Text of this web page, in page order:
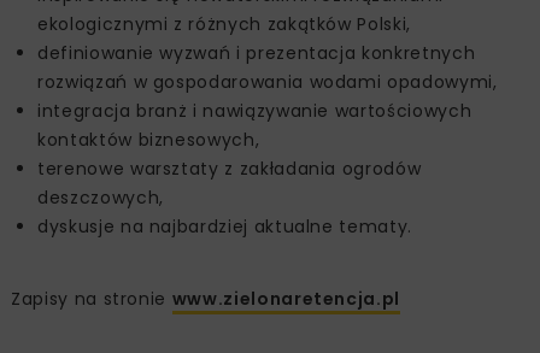
ekologicznymi z różnych zakątków Polski,
definiowanie wyzwań i prezentacja konkretnych
rozwiązań w gospodarowania wodami opadowymi,
integracja branż i nawiązywanie wartościowych
kontaktów biznesowych,
terenowe warsztaty z zakładania ogrodów
deszczowych,
dyskusje na najbardziej aktualne tematy.
Zapisy na stronie www.zielonaretencja.pl